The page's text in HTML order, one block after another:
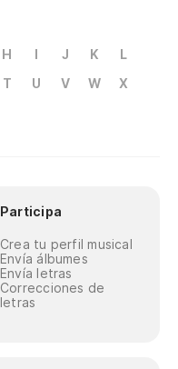
H I J K
L
T U V W
X
Participa
Crea tu perfil musical
Envía álbumes
Envía letras
Correcciones de
letras